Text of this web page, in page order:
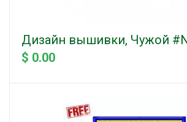
Дизайн вышивки, Чужой
$ 0.00